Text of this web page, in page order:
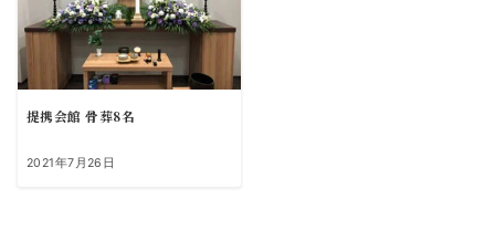
提携会館 骨葬8名
2021年7月26日